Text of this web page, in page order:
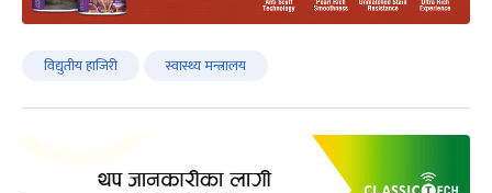
विद्युतीय हाजिरी स्वास्थ्य मन्त्रालय